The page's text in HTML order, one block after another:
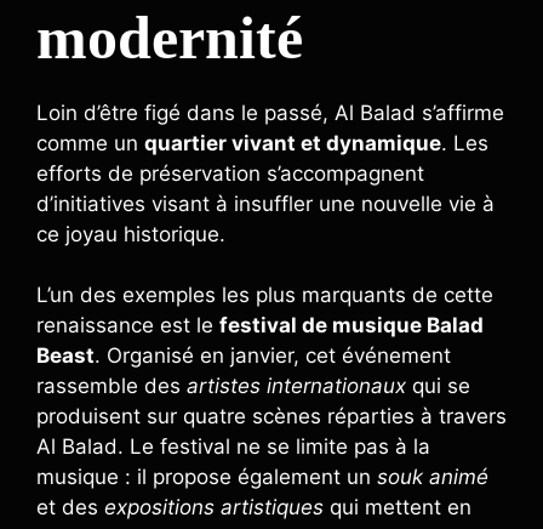
modernité
Loin d’être figé dans le passé, Al Balad s’affirme
comme un quartier vivant et dynamique. Les
efforts de préservation s’accompagnent
d’initiatives visant à insuffler une nouvelle vie à
ce joyau historique.
L’un des exemples les plus marquants de cette
renaissance est le festival de musique Balad
Beast. Organisé en janvier, cet événement
rassemble des artistes internationaux qui se
produisent sur quatre scènes réparties à travers
Al Balad. Le festival ne se limite pas à la
musique : il propose également un souk animé
et des expositions artistiques qui mettent en